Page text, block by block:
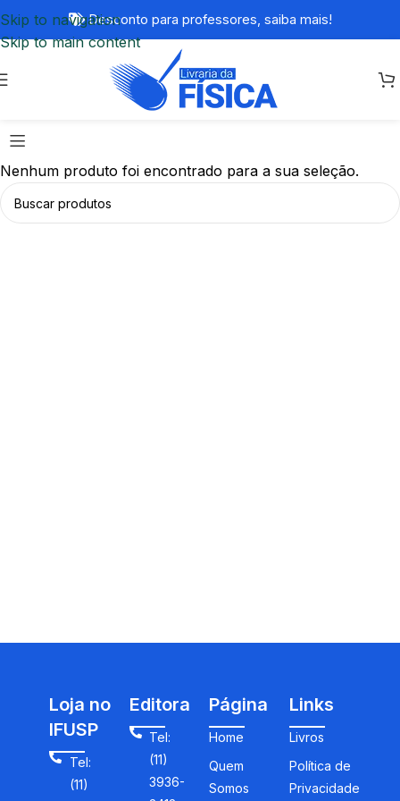
Skip to navigation
Skip to main content
Desconto para professores, saiba mais!
Nenhum produto foi encontrado para a sua seleção.
Loja no
IFUSP
Tel:
(11)
Editora
Tel:
(11)
3936-
Página
Home
Quem
Somos
Links
Livros
Política de
Privacidade